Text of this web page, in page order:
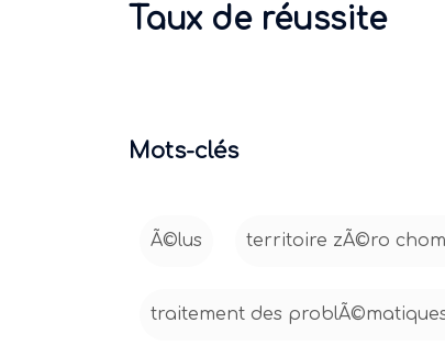
Taux de réussite
Mots-clés
Ã©lus territoire zÃ©ro
traitement des